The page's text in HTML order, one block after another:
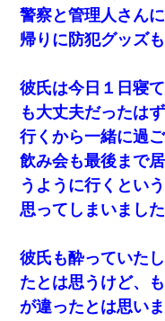
警察と管理人さん
帰りに防犯グッズ
彼氏は今日１日寝
も大丈夫だったは
行くから一緒に過
飲み会も最後まで
うように行くとい
思ってしまいました
彼氏も酔っていた
たとは思うけど、
が違ったとは思い